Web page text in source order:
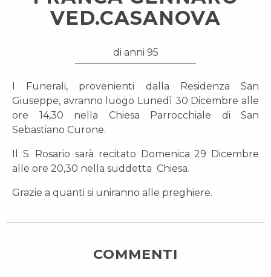
VED.CASANOVA
di anni 95
I Funerali, provenienti dalla Residenza San
Giuseppe, avranno luogo Lunedì 30 Dicembre alle
ore 14,30 nella Chiesa Parrocchiale di San
Sebastiano Curone.
Il S. Rosario sarà recitato Domenica 29 Dicembre
alle ore 20,30 nella suddetta Chiesa.
Grazie a quanti si uniranno alle preghiere.
COMMENTI